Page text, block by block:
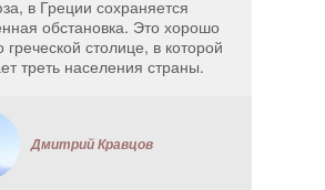
в Греции сохраняется
обстановка. Это хорошо
греческой столице, в которой
треть населения страны.
Дмитрий Кравцов